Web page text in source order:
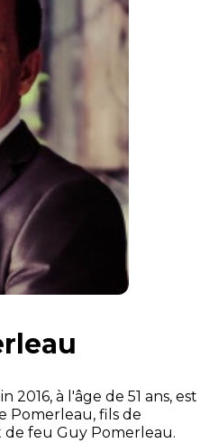
2016, à l'âge de 51 ans, est
Pomerleau, fils de
de feu Guy Pomerleau.